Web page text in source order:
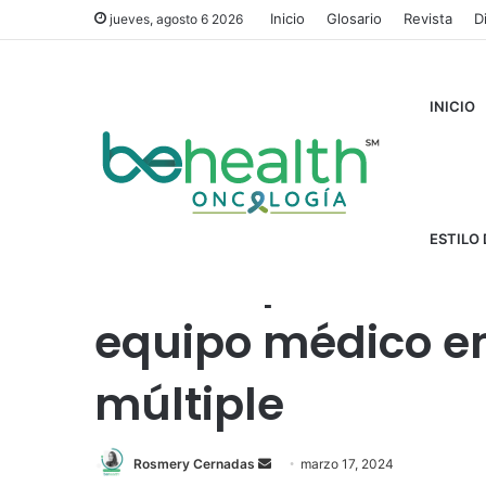
jueves, agosto 6 2026 Inicio Glosario Revista
INICIO
ESTILO
Auspicios/*Apoyado por Mieloma Múltiple
equipo médico
múltiple
Rosmery Cernadas marzo 17, 2024